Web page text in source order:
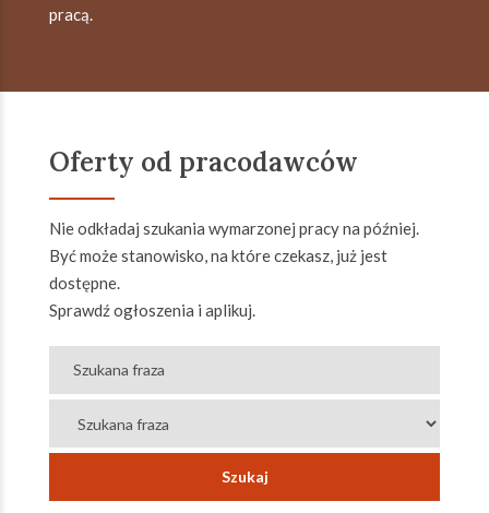
pracą.
Oferty od pracodawców
Nie odkładaj szukania wymarzonej pracy na później.
Być może stanowisko, na które czekasz, już jest
dostępne.
Sprawdź ogłoszenia i aplikuj.